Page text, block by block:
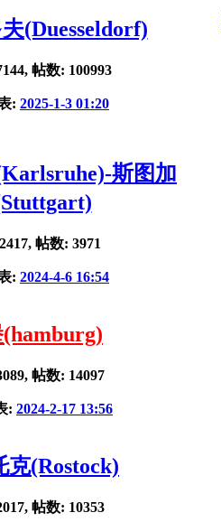
(Duesseldorf)
帖数: 100993
: 2025-1-3 01:20
斯图加
帖数: 3971
: 2024-4-6 16:54
帖数: 14097
: 2024-2-17 13:56
克(Rostock)
帖数: 10353